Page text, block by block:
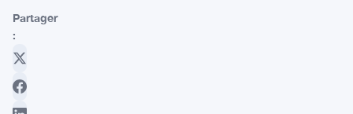
Partager
: